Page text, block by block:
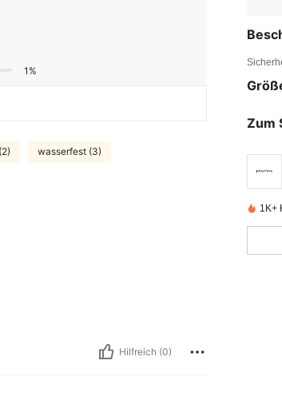
1%
wasserfest (3)
Hilfreich (0)
Zum
1K+